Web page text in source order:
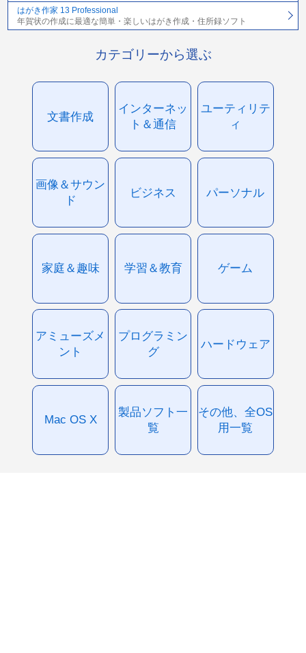
はがき作家 13 Professional
年賀状の作成に最適な簡単・楽しいはがき作成・住所録ソフト
カテゴリーから選ぶ
文書作成
インターネッ
ト＆通信
ユーティリテ
ィ
画像＆サウン
ド
ビジネス パーソナル
家庭＆趣味 学習＆教育 ゲーム
アミューズメ
ント
プログラミン
グ
ハードウェア
Mac OS X
製品ソフト一
覧
その他、全OS
用一覧